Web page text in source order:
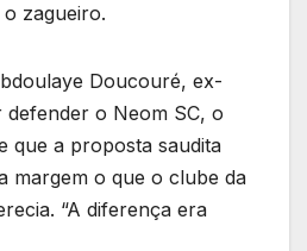
zagueiro.
Doucouré, ex-
o Neom SC, o
que a proposta saudita
margem o que o clube da
“A diferença era